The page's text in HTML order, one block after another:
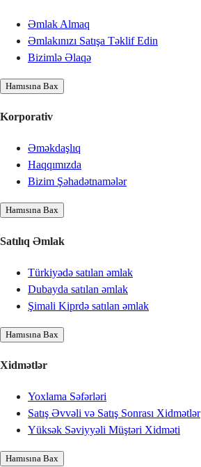
Əmlak Almaq
Əmlakınızı Satışa Təklif Edin
Bizimlə Əlaqə
Hamısına Bax
Korporativ
Əməkdaşlıq
Haqqımızda
Bizim Şəhadətnamələr
Hamısına Bax
Satılıq Əmlak
Türkiyədə satılan əmlak
Dubayda satılan əmlak
Şimali Kiprdə satılan əmlak
Hamısına Bax
Xidmətlər
Yoxlama Səfərləri
Satış Əvvəli və Satış Sonrası Xidmətlər
Yüksək Səviyyəli Müştəri Xidməti
Hamısına Bax